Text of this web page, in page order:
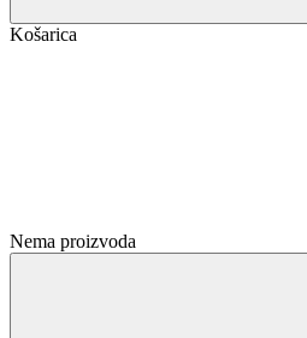
Košarica
Nema proizvoda